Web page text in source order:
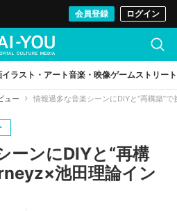
会員登録 ログイン
イラスト・アート音楽・映像ゲームストリート
ュー 情報過多な音楽シーンにDIYと“再構築”
ーンにDIYと“再構
池田理論イン